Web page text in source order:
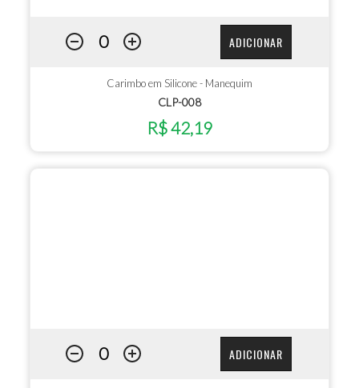
ADICIONAR
Carimbo em Silicone - Manequim
CLP-008
R$ 42,19
ADICIONAR